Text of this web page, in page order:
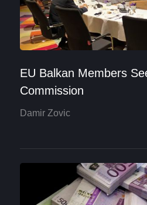
EU Balkan Members
Commission
Damir Zovic